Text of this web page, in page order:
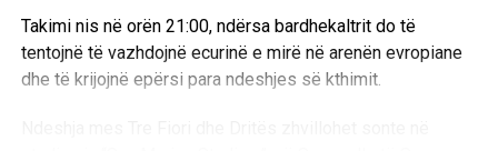
Takimi nis në orën 21:00, ndërsa bardhekaltrit do të
tentojnë të vazhdojnë ecurinë e mirë në arenën evropiane
dhe të krijojnë epërsi para ndeshjes së kthimit.